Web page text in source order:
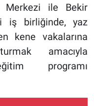
Merkezi ile Bekir
iş birliğinde, yaz
kene vakalarına
amacıyla
programı